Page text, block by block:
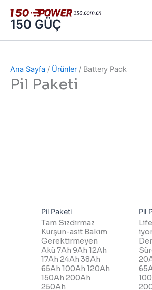
atla150 GÜÇ
Ana Sayfa / Ürünler / Battery Pack
Pil Paketi
Pil Paketi
Tam Sızdırmaz
Kurşun-asit Bakım
Gerektirmeyen
Akü 7Ah 9Ah 12Ah
17Ah 24Ah 38Ah
65Ah 100Ah 120Ah
150Ah 200Ah
250Ah
Pil